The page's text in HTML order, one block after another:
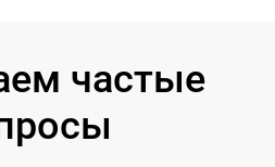
частые